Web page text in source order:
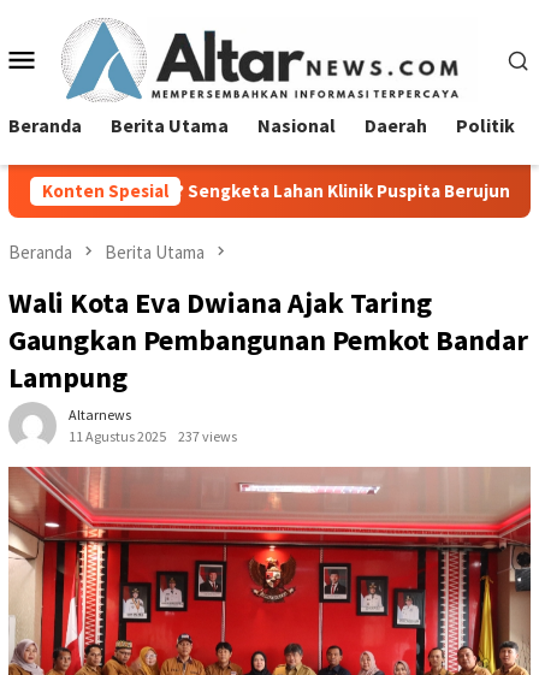
konten Menu
Mobile
Beranda Berita Utama Nasional Daerah Politik
Konten Spesial
Lahan Klinik Puspita Berujung NO Sambut
Beranda Berita Utama
Wali Kota Eva Dwiana Ajak Taring
Gaungkan Pembangunan Pemkot Bandar
Lampung
Altarnews
11 Agustus 2025
237 views